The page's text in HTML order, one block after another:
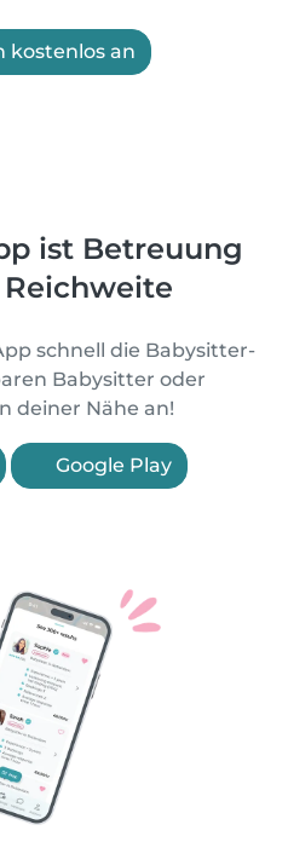
kostenlos an
ist Betreuung
schnell die Babysitter-
Babysitter oder
deiner Nähe an!
Google Play